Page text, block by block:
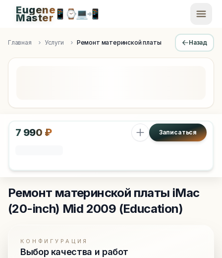
Apple Diagnostics & Engineering Authority in Saint
Eugene
Master📱 ⌚💻📲
Главная Услуги Ремонт материнской платы Назад
7 990 ₽ Записаться
Ремонт материнской платы iMac
(20-inch) Mid 2009 (Education)
КОНФИГУРАЦИЯ
Выбор качества и работ